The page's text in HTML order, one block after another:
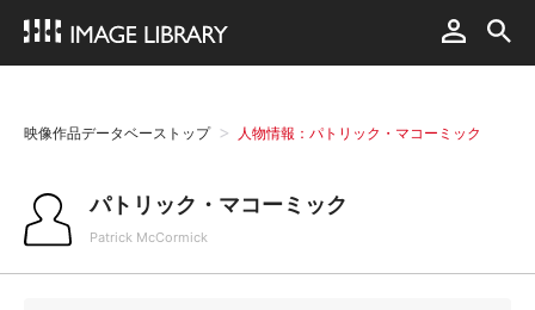
映像作品データベーストップ 人物情報：パトリック・マコーミック
パトリック・マコーミック
Patrick McCormick